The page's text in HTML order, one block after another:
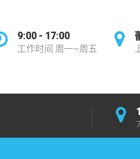
9:00 - 17:00
工作时间 周一~周五